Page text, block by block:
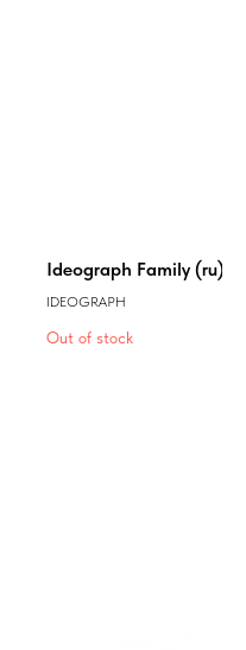
Ideograph Family (ru)
IDEOGRAPH
Out of stock